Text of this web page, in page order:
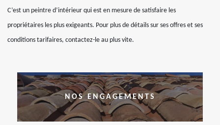
C’est un peintre d’intérieur qui est en mesure de satisfaire les
propriétaires les plus exigeants. Pour plus de détails sur ses offres et ses
conditions tarifaires, contactez-le au plus vite.
NOS ENGAGEMENTS